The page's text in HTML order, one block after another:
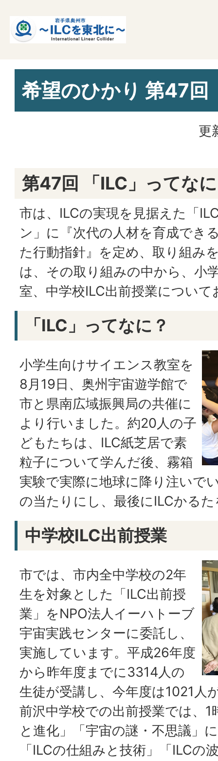
希望のひかり 第47回
更
第47回 「ILC」ってな
市は、ILCの実現を見据えた「
ン」に『次代の人材を育成でき
た行動指針』を定め、取り組み
は、その取り組みの中から、小
室、中学校ILC出前授業につい
「ILC」ってなに？
小学生向けサイエンス教室を
8月19日、奥州宇宙遊学館で
市と県南広域振興局の共催に
より行いました。約20人の子
どもたちは、ILC紙芝居で素
粒子について学んだ後、霧箱
実験で実際に地球に降り注いで
の当たりにし、最後にILCかる
中学校ILC出前授業
市では、市内全中学校の2年
生を対象とした「ILC出前授
業」をNPO法人イーハトーブ
宇宙実践センターに委託し、
実施しています。平成26年度
から昨年度までに3314人の
生徒が受講し、今年度は1021人
前沢中学校での出前授業では、1
と進化」「宇宙の謎・不思議」
「ILCの仕組みと技術」「ILCの